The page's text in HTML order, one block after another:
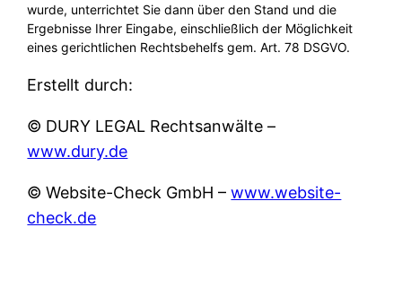
wurde, unterrichtet Sie dann über den Stand und die
Ergebnisse Ihrer Eingabe, einschließlich der Möglichkeit
eines gerichtlichen Rechtsbehelfs gem. Art. 78 DSGVO.
Erstellt durch:
© DURY LEGAL Rechtsanwälte –
www.dury.de
© Website-Check GmbH –www.website-
check.de